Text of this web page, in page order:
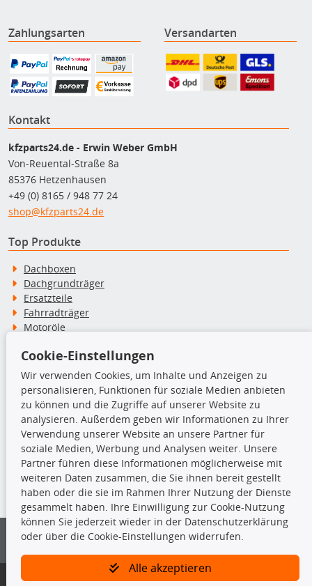
Zahlungsarten Versandarten
Kontakt
kfzparts24.de - Erwin Weber GmbH
Von-Reuental-Straße 8a
85376 Hetzenhausen
+49 (0) 8165 / 948 77 24
shop@kfzparts24.de
Top Produkte
Dachboxen
Dachgrundträger
Ersatzteile
Fahrradträger
Motoröle
Schneeketten
TecDoc Inside
Die hier angezeigten Daten insbesondere die gesamte Datenbank dürfen
nicht kopiert werden.
Es ist zu unterlassen, die Daten oder die gesamte Datenbank ohne
vorherige Zustimmung von TecDoc zu vervielfältigen, zu verbreiten
und/oder diese Handlungen durch Dritte ausführen zu lassen. Ein
Bitte prüfen Sie, ob das über unseren Onlineshop identifizierte Ersatzteil
Cookie-Einstellungen
Wir verwenden Cookies, um Inhalte und Anzeigen zu
personalisieren, Funktionen für soziale Medien anbieten
zu können und die Zugriffe auf unserer Website zu
analysieren. Außerdem geben wir Informationen zu Ihrer
Verwendung unserer Website an unsere Partner für
soziale Medien, Werbung und Analysen weiter. Unsere
Partner führen diese Informationen möglicherweise mit
weiteren Daten zusammen, die Sie ihnen bereit gestellt
haben oder die sie im Rahmen Ihrer Nutzung der Dienste
gesammelt haben. Ihre Einwilligung zur Cookie-Nutzung
können Sie jederzeit wieder in der Datenschutzerklärung
oder über die Cookie-Einstellungen widerrufen.
Alle akzeptieren